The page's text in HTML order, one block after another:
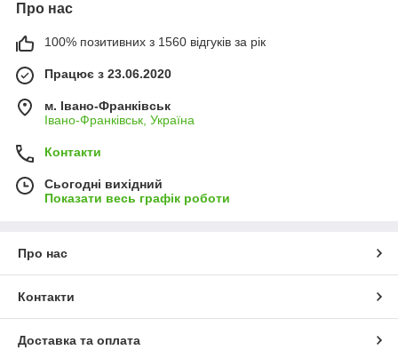
Про нас
100% позитивних з 1560 відгуків за рік
Працює з 23.06.2020
м. Івано-Франківськ
Івано-Франківськ, Україна
Контакти
Сьогодні вихідний
Показати весь графік роботи
Про нас
Контакти
Доставка та оплата